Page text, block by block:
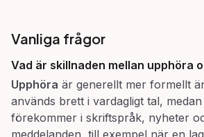
Vanliga frågor
Vad är skillnaden mellan upphöra
Upphöra är generellt mer formellt
används brett i vardagligt tal, medan
förekommer i skriftspråk, nyheter
meddelanden, till exempel när en